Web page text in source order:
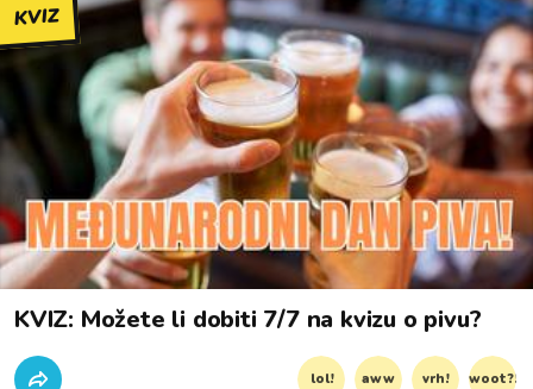
KVIZ
KVIZ: Možete li dobiti 7/7 na kvizu o pivu?
lol! aww vrh! woot?!